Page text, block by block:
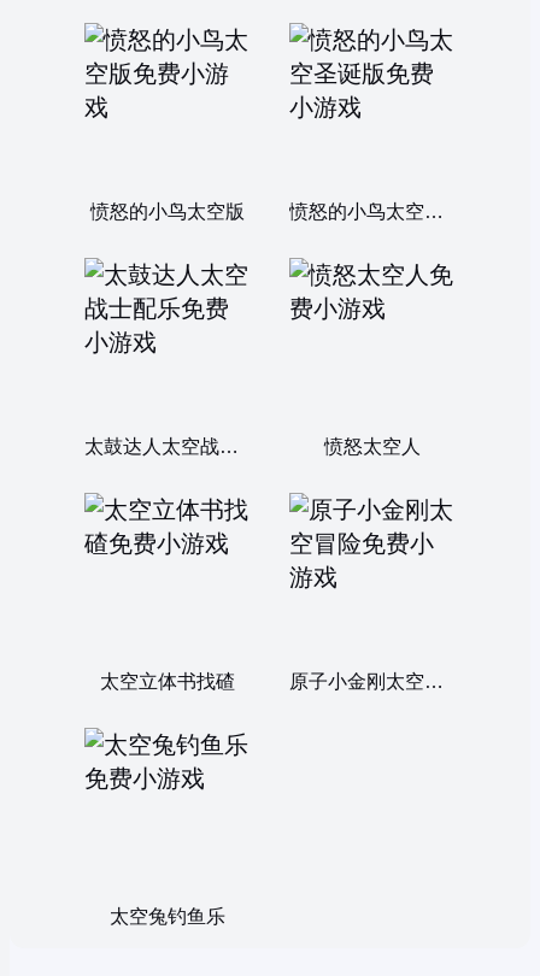
愤怒的小鸟太空版 愤怒的小鸟太空圣诞版
太鼓达人太空战士配乐 愤怒太空人
太空立体书找碴 原子小金刚太空冒险
太空兔钓鱼乐